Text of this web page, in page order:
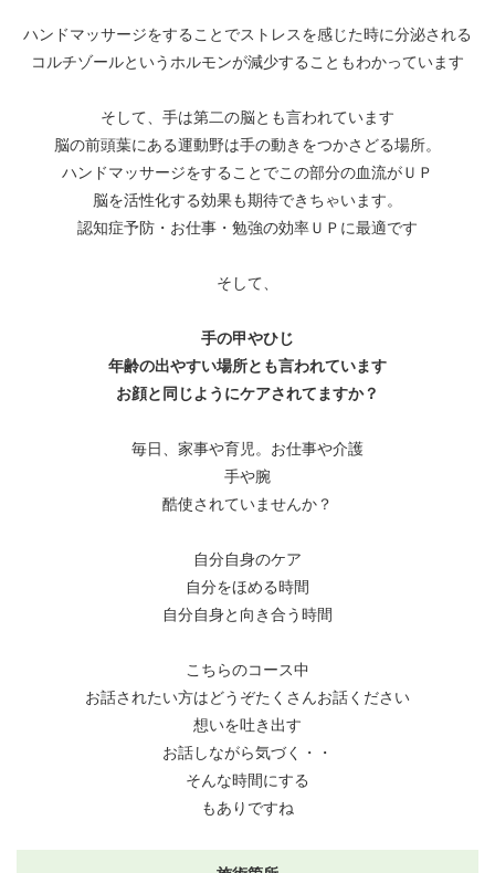
ハンドマッサージをすることでストレスを感じた時に分泌される
コルチゾールというホルモンが減少することもわかっています
そして、手は第二の脳とも言われています
脳の前頭葉にある運動野は手の動きをつかさどる場所。
ハンドマッサージをすることでこの部分の血流がＵＰ
脳を活性化する効果も期待できちゃいます。
認知症予防・お仕事・勉強の効率ＵＰに最適です
そして、
手の甲やひじ
年齢の出やすい場所とも言われています
お顔と同じようにケアされてますか？
毎日、家事や育児。お仕事や介護
手や腕
酷使されていませんか？
自分自身のケア
自分をほめる時間
自分自身と向き合う時間
こちらのコース中
お話されたい方はどうぞたくさんお話ください
想いを吐き出す
お話しながら気づく・・
そんな時間にする
もありですね